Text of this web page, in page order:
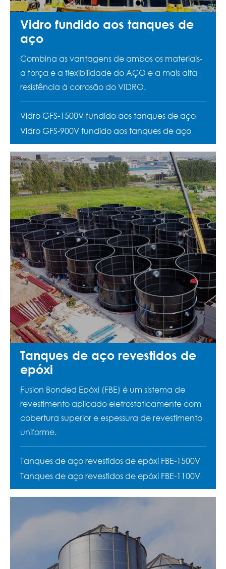
Vidro fundido aos tanques de
aço
Combina as vantagens de ambos os materiais-
a força e a flexibilidade do AÇO e a mais alta
resistência à corrosão do VIDRO.
Vidro GFS-1500V fundido aos tanques de aço
Vidro GFS-900V fundido aos tanques de aço
Tanques de aço revestidos de
epóxi
Fusion Bonded Epóxi (FBE) é um sistema de
revestimento aplicado eletrostaticamente com
cobertura superior e espessura de revestimento
uniforme.
Tanques de aço revestidos de epóxi FBE-1500V
Tanques de aço revestidos de epóxi FBE-1100V